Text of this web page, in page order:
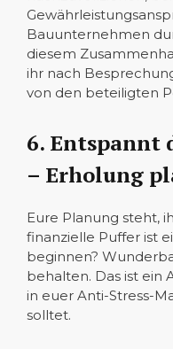
Bauunternehmen
diesem
ihr nach
von den beteiligten
6. Entspannt
– Erholung
Eure Planung steht,
finanzielle Puffer ist
beginnen?
behalten. Das ist ein
in euer Anti-Stress-
solltet.